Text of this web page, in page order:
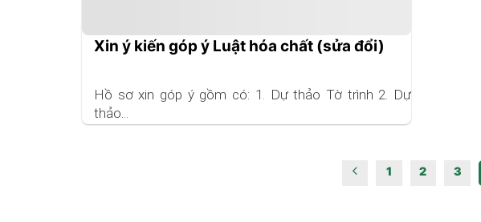
Xin ý kiến góp ý Luật hóa chất (sửa đổi)
Hồ sơ xin góp ý gồm có: 1. Dự thảo Tờ trình 2. Dự
thảo...
1 2 3